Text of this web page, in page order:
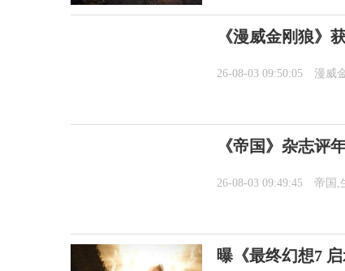
《漫威金刚狼》
26-08-03 09:50:05 漫威
《帝国》杂志评
26-08-03 09:49:45 帝国,
曝《最终幻想7